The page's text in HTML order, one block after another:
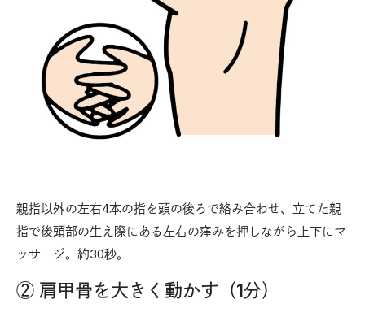
親指以外の左右4本の指を頭の後ろで絡み合わせ、立てた親
指で後頭部の生え際にある左右の窪みを押しながら上下にマ
ッサージ。約30秒。
② 肩甲骨を大きく動かす（1分）